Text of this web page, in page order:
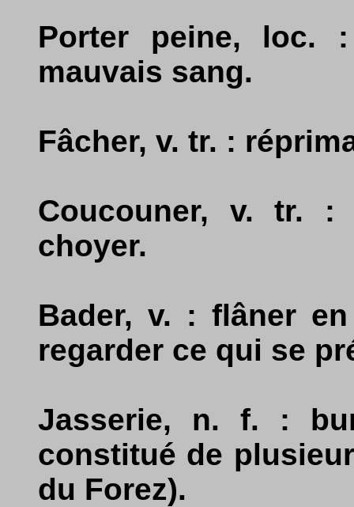
Porter peine, loc.
mauvais sang.
Fâcher, v. tr. :
Coucouner, v. tr. :
choyer.
Bader, v. : flâner
regarder ce qui se
Jasserie, n. f. :
constitué de
du Forez).